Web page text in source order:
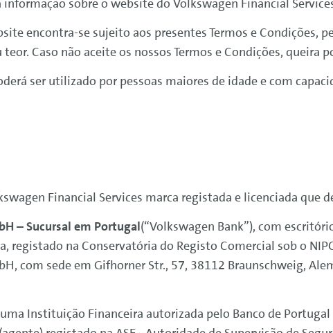
informação sobre o website do Volkswagen Financial
encontra-se sujeito aos presentes Termos e Condições,
Caso não aceite os nossos Termos e Condições, queira
ser utilizado por pessoas maiores de idade e com
Financial Services marca registada e licenciada que
– Sucursal em Portugal(“Volkswagen Bank”), com
registado na Conservatória do Registo Comercial sob o
com sede em Gifhorner Str., 57, 38112 Braunschweig,
Instituição Financeira autorizada pelo Banco de